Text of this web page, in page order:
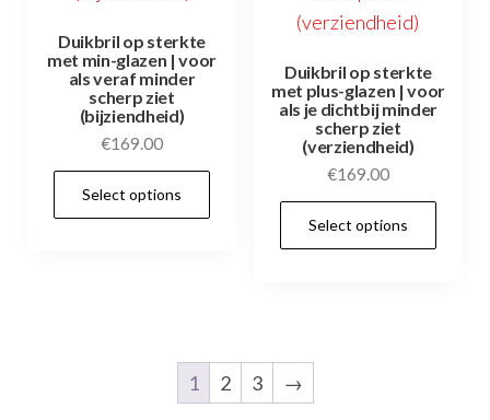
Duikbril op sterkte
met min-glazen | voor
als veraf minder
scherp ziet
(bijziendheid)
€169.00
Select options
Duikbril op sterkte
met plus-glazen | voor
als je dichtbij minder
scherp ziet
(verziendheid)
€169.00
Select options
1 2 3 →